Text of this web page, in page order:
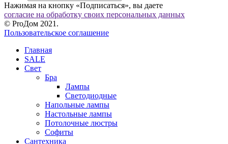
Нажимая на кнопку «Подписаться», вы даете
согласие на обработку своих персональных данных
© ProДом 2021.
Пользовательское соглашение
Главная
SALE
Свет
Бра
Лампы
Светодиодные
Напольные лампы
Настольные лампы
Потолочные люстры
Софиты
Сантехника